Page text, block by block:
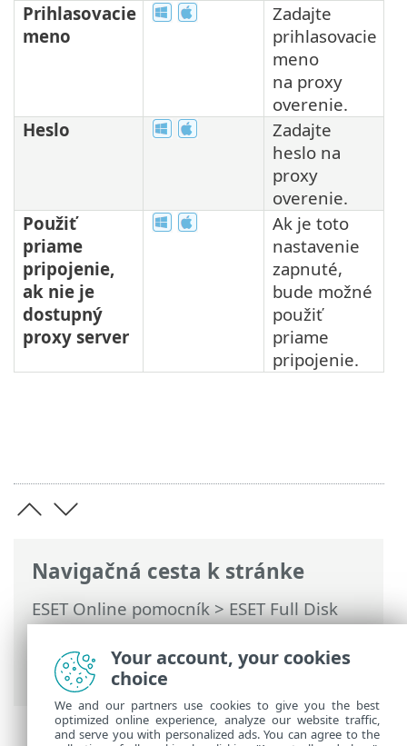
Navigačná cesta k stránke
ESET Online pomocník>ESET Full Disk
Encryption>Používanie ESET Full Disk
Encryption>Zapnutie a konfigurácia
ESET Full Disk Encryption
> Pripojenie
Prihlasovacie
meno
Zadajte
prihlasovacie
meno
na proxy
overenie.
Heslo
Zadajte
heslo na
proxy
overenie.
Použiť
priame
pripojenie,
ak nie je
dostupný
proxy server
Ak je toto
nastavenie
zapnuté,
bude možné
použiť
priame
pripojenie.
Your account, your cookies
choice
We and our partners use cookies to give you the best
optimized online experience, analyze our website traffic,
and serve you with personalized ads. You can agree to the